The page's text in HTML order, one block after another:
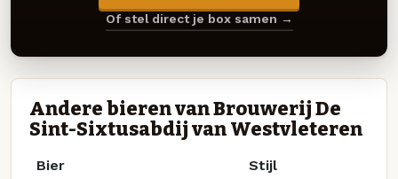
Of stel direct je box samen →
Andere bieren van Brouwerij De
Sint-Sixtusabdij van Westvleteren
Bier Stijl